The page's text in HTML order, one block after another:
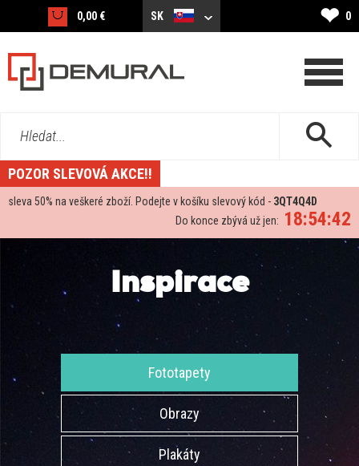
0,00 € SK ❤ 0
Hledat...
POZOR SLEVOVÁ AKCE!!
sleva 50% na veškeré zboží. Podejte v košíku slevový kód - 3QT4Q4D
18:54:40
Do konce zbývá už jen:
Inspirace
Fototapety
Obrazy
Plakáty